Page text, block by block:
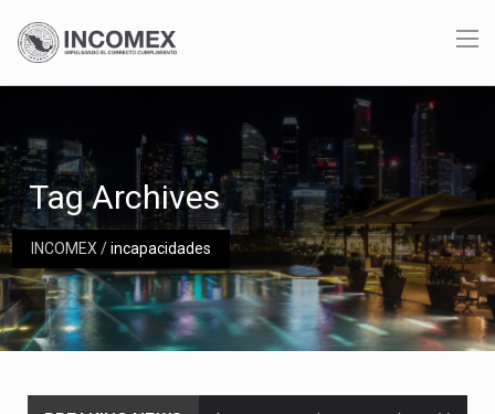
INCOMEX/incapacidades
Tag Archives